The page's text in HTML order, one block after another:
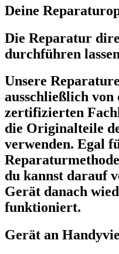
Deine
Die Reparatur
durchführen
Unsere
ausschließlich
zertifizierten
die Originalteile
verwenden. Egal
du kannst darauf
Gerät danach
funktioniert.
Gerät an